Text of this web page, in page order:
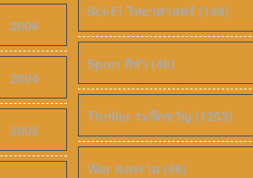
2006
2004
2002
Sci-Fi วิทยาศาสตร์ (149)
Sport กีฬา (40)
Thriller ระทึกขวัญ (1253)
War สงคราม (58)